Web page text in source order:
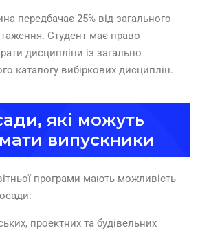
передбачає 25% від загального
Студент має право
дисципліни із загально
каталогу вибіркових дисциплін.
які можуть
випускники
програми мають можливість
проектних та будівельних